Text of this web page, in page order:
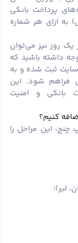
پرداخت بانکی
۱ میلیارد ریال) به ازای هر شماره
یک روز نیز می‌توان
داشته باشید که
سایت ثبت ‌شده و به
فراهم شود. این
بانکی و امنیت
کنیم؟
این مراحل را
لیر)؛